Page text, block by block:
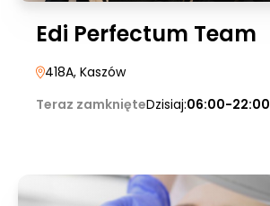
Edi Perfectum Team
418A, Kaszów
Teraz zamknięteDzisiaj:06:00-22:00